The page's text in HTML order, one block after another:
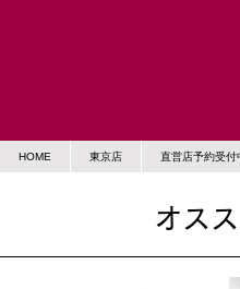
HOME 東京店 直営店予約受付
オス